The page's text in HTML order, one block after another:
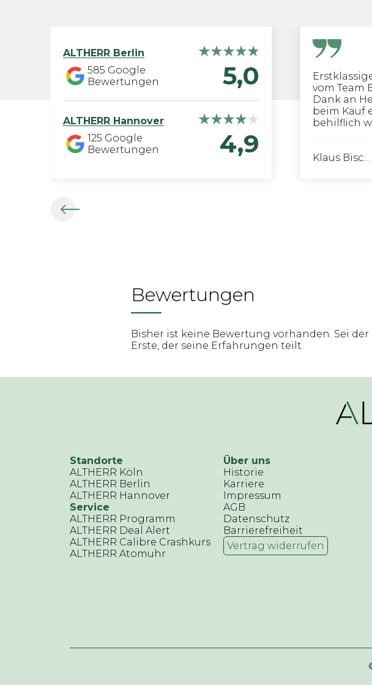
ALTHERR Berlin
585 Google
Bewertungen
5,0
ALTHERR Hannover
125 Google
Bewertungen
4,9
vom Team
Dank an
beim Kauf
behilflich
Klaus Bisc...
Bewertungen
Bisher ist keine Bewertung vorhanden. Sei der
Erste, der seine Erfahrungen teilt.
Standorte
ALTHERR Köln
ALTHERR Berlin
ALTHERR Hannover
Service
ALTHERR Programm
ALTHERR Deal Alert
ALTHERR Calibre Crashkurs
ALTHERR Atomuhr
Über uns
Historie
Karriere
Impressum
AGB
Datenschutz
Barrierefreiheit
Vertrag widerrufen